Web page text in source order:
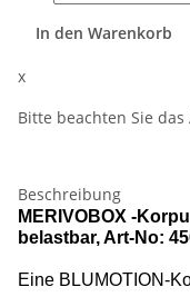
In den Warenkorb
x
Bitte beachten Sie
Beschreibung
MERIVOBOX -
belastbar, Art-No:
Eine BLUMOTION-